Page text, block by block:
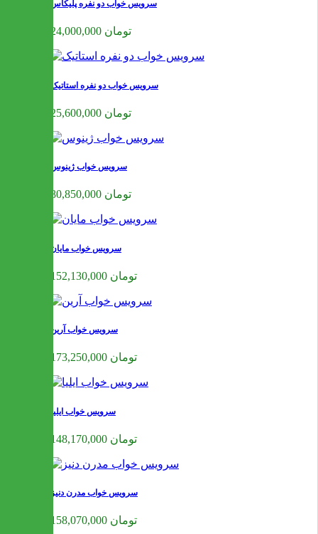
سرویس خواب دو نفره پلیکاس
24,000,000 تومان
سرویس خواب دو نفره استاتیک
25,600,000 تومان
سرویس خواب ژینوس
80,850,000 تومان
سرویس خواب مایان
152,130,000 تومان
سرویس خواب آرین
173,250,000 تومان
سرویس خواب ایلیا
148,170,000 تومان
سرویس خواب مدرن دنیز
158,070,000 تومان